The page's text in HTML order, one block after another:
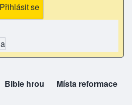
tab)
Bible hrou
(opens in new tab)Místa reformace
(opens in new tab)